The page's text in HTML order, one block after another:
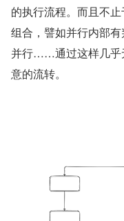
的执行流程。而且不
组合，譬如并行内部
并行……通过这样几乎
意的流转。